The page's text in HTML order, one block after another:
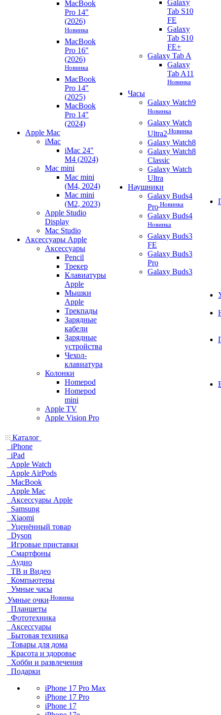
MacBook
Pro 14"
(2026)
Новинка
MacBook
Pro 16"
(2026)
Новинка
MacBook
Pro 14"
(2025)
MacBook
Pro 14"
(2024)
Apple Mac
iMac
iMac 24"
M4 (2024)
Mac mini
Mac mini
(M4, 2024)
Mac mini
(M2, 2023)
Apple Studio
Display
Mac Studio
Аксессуары Apple
Аксессуары
Pencil
Трекер
Клавиатуры
Apple
Мышки
Apple
Трекпады
Зарядные
кабели
Зарядные
устройства
Чехол-
клавиатура
Колонки
Homepod
Homepod
mini
Apple TV
Apple Vision Pro
Galaxy
Tab S10
FE
Galaxy
Tab S10
FE+
Galaxy Tab A
Galaxy
Tab A11
Новинка
Часы
Galaxy Watch9
Новинка
Galaxy Watch
Ultra2 Новинка
Galaxy Watch8
Galaxy Watch8
Classic
Galaxy Watch
Ultra
Наушники
Galaxy Buds4
Pro Новинка
Galaxy Buds4
Новинка
Galaxy Buds3
FE
Galaxy Buds3
Pro
Galaxy Buds3
Каталог
iPhone
iPad
Apple Watch
Apple AirPods
MacBook
Apple Mac
Аксессуары Apple
Samsung
Xiaomi
Уценённый товар
Dyson
Игровые приставки
Смартфоны
Аудио
ТВ и Видео
Компьютеры
Умные часы
Умные очки Новинка
Планшеты
Фототехника
Аксессуары
Бытовая техника
Товары для дома
Красота и здоровье
Хобби и развлечения
Подарки
iPhone 17 Pro Max
iPhone 17 Pro
iPhone 17